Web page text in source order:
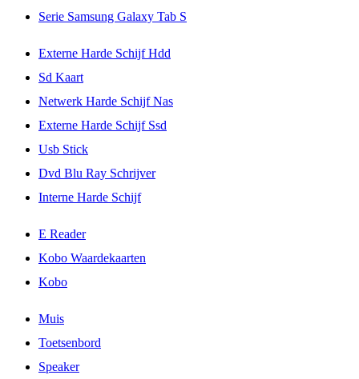
Serie Samsung Galaxy Tab S
Externe Harde Schijf Hdd
Sd Kaart
Netwerk Harde Schijf Nas
Externe Harde Schijf Ssd
Usb Stick
Dvd Blu Ray Schrijver
Interne Harde Schijf
E Reader
Kobo Waardekaarten
Kobo
Muis
Toetsenbord
Speaker